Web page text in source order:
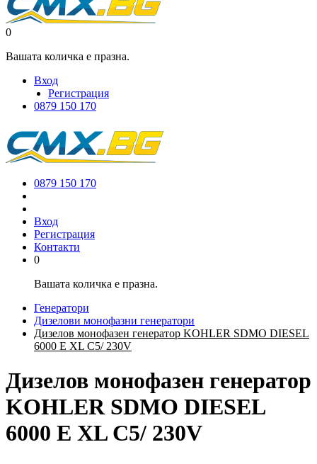
0
Вашата количка е празна.
Вход
Регистрация
0879 150 170
0879 150 170
Вход
Регистрация
Контакти
0
Вашата количка е празна.
Генератори
Дизелови монофазни генератори
Дизелов монофазен генератор KOHLER SDMO DIESEL
6000 Е XL C5/ 230V
Дизелов монофазен генератор
KOHLER SDMO DIESEL
6000 Е XL C5/ 230V